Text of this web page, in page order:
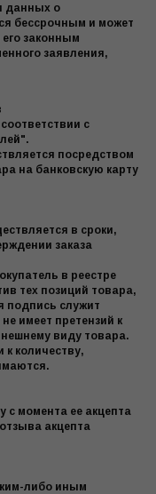
данных о
бессрочным и может
законным
заявления,
с
посредством
на банковскую карту
в сроки,
заказа
в реестре
тех позиций товара,
подпись служит
имеет претензий к
виду товара.
к количеству,
с момента ее акцепта
акцепта
либо иным